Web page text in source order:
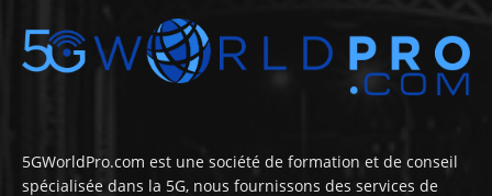
5GWorldPro.com est une société de formation et de conseil
spécialisée dans la 5G, nous fournissons des services de